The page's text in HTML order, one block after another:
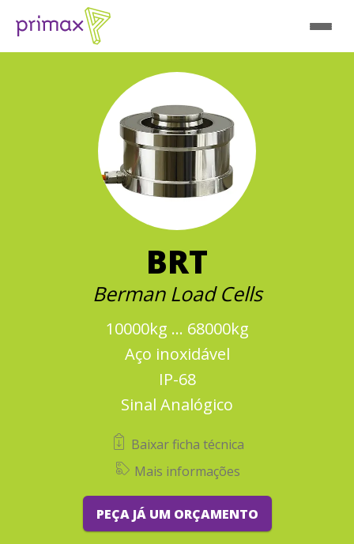
BRT
Berman Load Cells
10000kg ... 68000kg
Aço inoxidável
IP-68
Sinal Analógico
Baixar ficha técnica
Mais informações
PEÇA JÁ UM ORÇAMENTO